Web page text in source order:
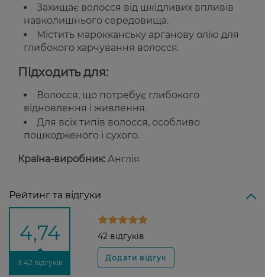
Захищає волосся від шкідливих впливів
навколишнього середовища.
Містить марокканську арганову олію для
глибокого харчування волосся.
Підходить для:
Волосся, що потребує глибокого
відновлення і живлення.
Для всіх типів волосся, особливо
пошкодженого і сухого.
Країна-виробник: Англія
Рейтинг та відгуки
4,74
З 42 відгуків
42 відгуків